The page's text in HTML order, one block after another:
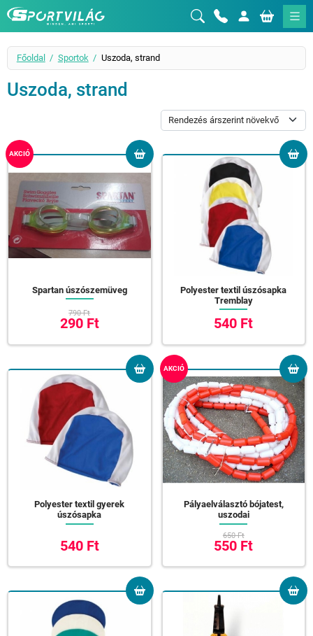
Sportvilág
Főoldal Sportok Uszoda, strand
Uszoda, strand
AKCIÓ
Spartan úszószemüveg
790 Ft
290 Ft
Polyester textil úszósapka
Tremblay
540 Ft
Polyester textil gyerek
úszósapka
540 Ft
AKCIÓ
Pályaelválasztó bójatest,
uszodai
650 Ft
550 Ft